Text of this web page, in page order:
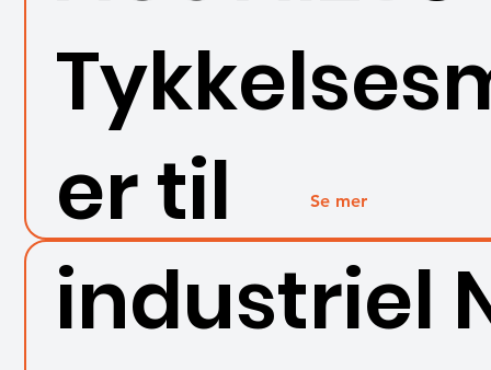
er til
industriel
Se mer